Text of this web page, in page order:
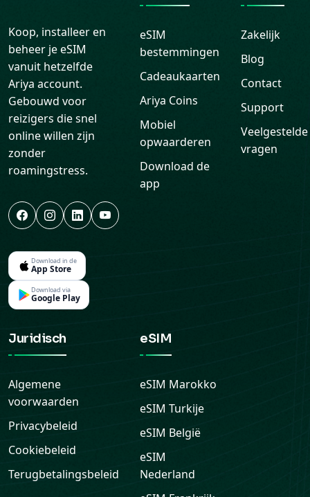
Koop, installeer en
beheer je eSIM
vanuit hetzelfde
Ariya account.
Gebouwd voor
reizigers die snel
online willen zijn
zonder
roamingstress.
Download in de
App Store
Download via
Google Play
eSIM
bestemmingen
Cadeaukaarten
Ariya Coins
Mobiel
opwaarderen
Download de
app
Zakelijk
Blog
Contact
Support
Veelgestelde
vragen
Juridisch
Algemene
voorwaarden
Privacybeleid
Cookiebeleid
Terugbetalingsbeleid
eSIM
eSIM Marokko
eSIM Turkije
eSIM België
eSIM
Nederland